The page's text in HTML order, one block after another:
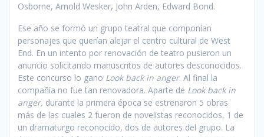
Osborne, Arnold Wesker, John Arden, Edward Bond.
Ese año se formó un grupo teatral que componían
personajes que querían alejar el centro cultural de West
End. En un intento por renovación de teatro pusieron un
anuncio solicitando manuscritos de autores desconocidos.
Este concurso lo gano Look back in anger. Al final la
compañía no fue tan renovadora. Aparte de Look back in
anger, durante la primera época se estrenaron 5 obras
más de las cuales 2 fueron de novelistas reconocidos, 1 de
un dramaturgo reconocido, dos de autores del grupo. La